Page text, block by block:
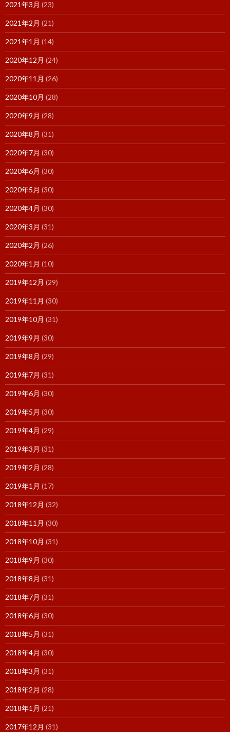
2021年3月 (23)
2021年2月 (21)
2021年1月 (14)
2020年12月 (24)
2020年11月 (26)
2020年10月 (28)
2020年9月 (28)
2020年8月 (31)
2020年7月 (30)
2020年6月 (30)
2020年5月 (30)
2020年4月 (30)
2020年3月 (31)
2020年2月 (26)
2020年1月 (10)
2019年12月 (29)
2019年11月 (30)
2019年10月 (31)
2019年9月 (30)
2019年8月 (29)
2019年7月 (31)
2019年6月 (30)
2019年5月 (30)
2019年4月 (29)
2019年3月 (31)
2019年2月 (28)
2019年1月 (17)
2018年12月 (32)
2018年11月 (30)
2018年10月 (31)
2018年9月 (30)
2018年8月 (31)
2018年7月 (31)
2018年6月 (30)
2018年5月 (31)
2018年4月 (30)
2018年3月 (31)
2018年2月 (28)
2018年1月 (21)
2017年12月 (31)